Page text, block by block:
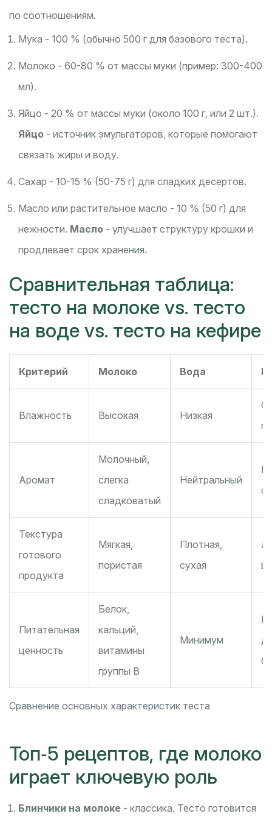
по соотношениям.
Мука - 100 % (обычно 500 г для базового теста).
Молоко - 60-80 % от массы муки (пример: 300-400
мл).
Яйцо - 20 % от массы муки (около 100 г, или 2 шт.).
Яйцо - источник эмульгаторов, которые помогают
связать жиры и воду.
Сахар - 10-15 % (50-75 г) для сладких десертов.
Масло или растительное масло - 10 % (50 г) для
нежности. Масло - улучшает структуру крошки и
продлевает срок хранения.
Сравнительная таблица:
тесто на молоке vs. тесто
на воде vs. тесто на кефире
Сравнение основных характеристик теста
Критерий Молоко Вода
Влажность Высокая Низкая
Аромат
Молочный,
слегка
сладковатый
Нейтральный
Текстура
готового
продукта
Мягкая,
пористая
Плотная,
сухая
Питательная
ценность
Белок,
кальций,
витамины
группы B
Минимум
Топ‑5 рецептов, где молоко
играет ключевую роль
Блинчики на молоке - классика. Тесто готовится